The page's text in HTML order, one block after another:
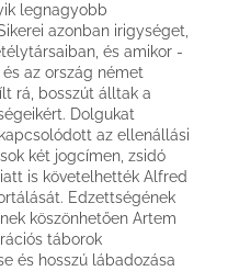
legnagyobb
azonban irigységet,
és amikor -
az ország német
rá, bosszút álltak a
Dolgukat
az ellenállási
két jogcímen, zsidó
is követelhették Alfred
Edzettségének
köszönhetően Artem
táborok
és hosszú lábadozása